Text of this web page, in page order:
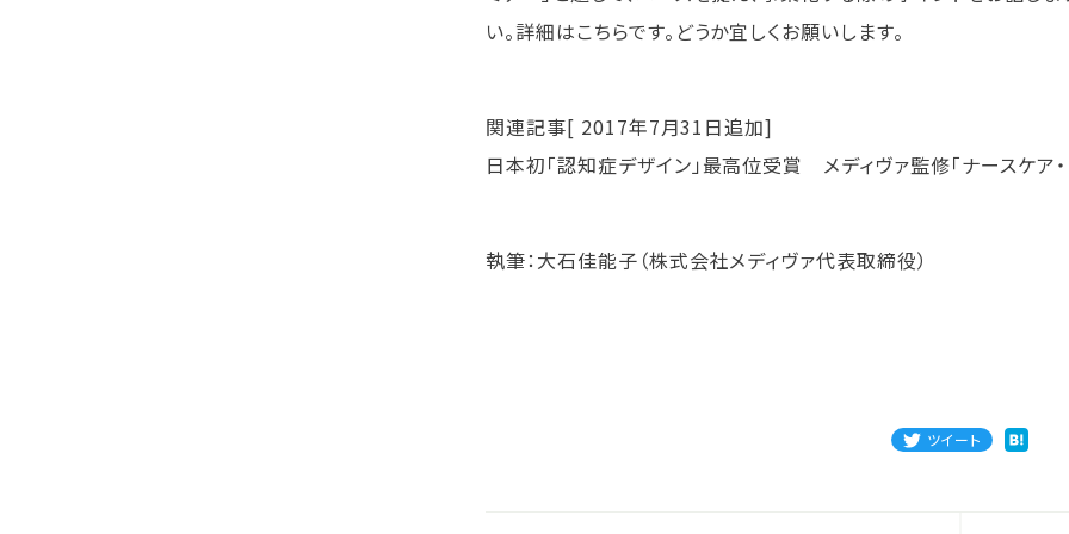
い。詳細はこちらです。どうか宜しくお願いします。
関連記事[ 2017年7月31日追加]
日本初「認知症デザイン」最高位受賞 メディヴァ監修「ナースケア
執筆：大石佳能子（株式会社メディヴァ代表取締役）
ツイート